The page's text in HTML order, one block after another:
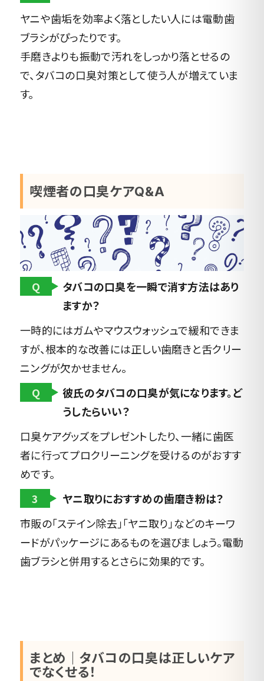
ヤニや歯垢を効率よく落としたい人には電動歯
ブラシがぴったりです。
手磨きよりも振動で汚れをしっかり落とせるの
で、タバコの口臭対策として使う人が増えていま
す。
喫煙者の口臭ケアQ&A
Q
タバコの口臭を一瞬で消す方法はあり
ますか？
一時的にはガムやマウスウォッシュで緩和できま
すが、根本的な改善には正しい歯磨きと舌クリー
ニングが欠かせません。
Q
彼氏のタバコの口臭が気になります。ど
うしたらいい？
口臭ケアグッズをプレゼントしたり、一緒に歯医
者に行ってプロクリーニングを受けるのがおすす
めです。
3
ヤニ取りにおすすめの歯磨き粉は？
市販の「ステイン除去」「ヤニ取り」などのキーワ
ードがパッケージにあるものを選びましょう。電動
歯ブラシと併用するとさらに効果的です。
まとめ｜タバコの口臭は正しいケア
でなくせる！